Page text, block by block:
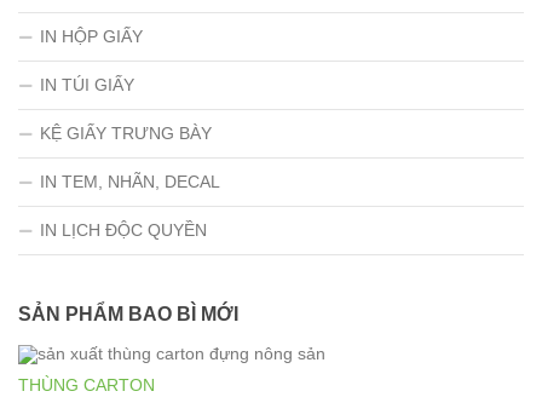
IN HỘP GIẤY
IN TÚI GIẤY
KỆ GIẤY TRƯNG BÀY
IN TEM, NHÃN, DECAL
IN LỊCH ĐỘC QUYỀN
SẢN PHẨM BAO BÌ MỚI
THÙNG CARTON